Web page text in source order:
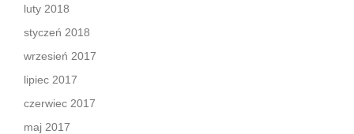
luty 2018
styczeń 2018
wrzesień 2017
lipiec 2017
czerwiec 2017
maj 2017